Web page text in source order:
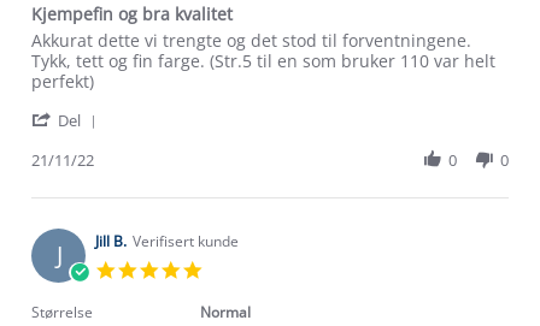
Kjempefin og bra kvalitet
Review
by
Marianne
on
Nov
review
stating
Kjempefin
bra
Akkurat dette vi trengte og det stod til forventningene.
Tykk, tett og fin farge. (Str.5 til en som bruker 110 var helt
perfekt)
Del
Marianne
on
21
Nov
21/11/22 0 0
J Jill B. Verifisert kunde
rating
Størrelse Normal